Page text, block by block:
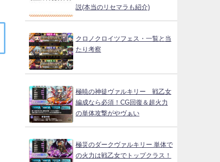
説(本当のリセマラも紹介)
クロノクロイツフェス・一覧と当
たり考察
極暁の神徒ヴァルキリー 戦乙女
編成なら必須！CG回復＆超火力
の単体攻撃がやヴぁい
極災のダークヴァルキリー 単体で
の火力は戦乙女でトップクラス！